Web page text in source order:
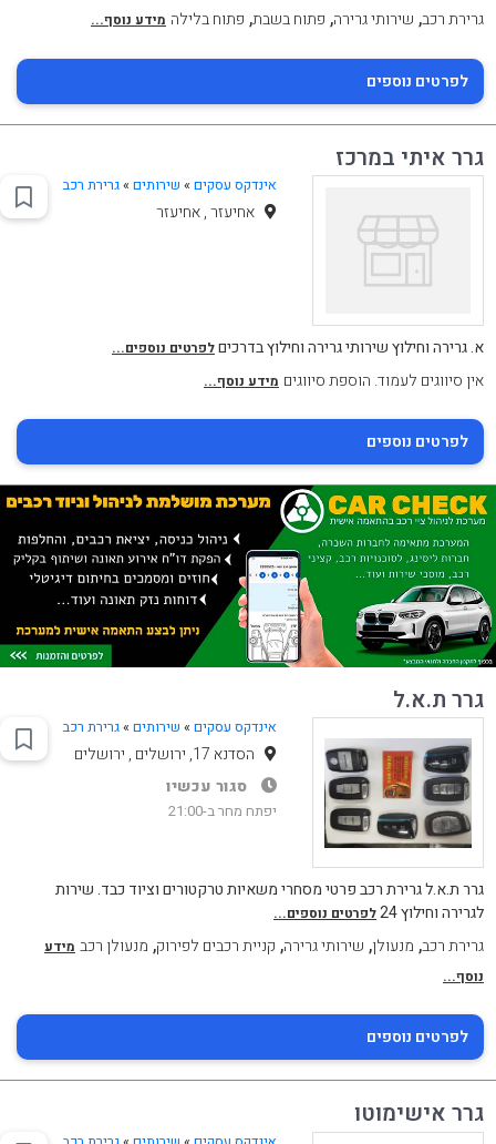
גרירת רכב, שירותי גרירה, פתוח בשבת, פתוח בלילה מידע נוסף...
לפרטים נוספים
גרר איתי במרכז
אינדקס עסקים » שירותים»גרירת רכב
אחיעזר , אחיעזר
א. גרירה וחילוץ שירותי גרירה וחילוץ בדרכיםלפרטים נוספים...
אין סיווגים לעמוד. הוספת סיווגים מידע נוסף...
לפרטים נוספים
גרר ת.א.ל
אינדקס עסקים » שירותים»גרירת רכב
הסדנא 17, ירושלים , ירושלים
סגור עכשיו
יפתח מחר ב-21:00
גרר ת.א.ל גרירת רכב פרטי מסחרי משאיות טרקטורים וציוד כבד. שירות
לגרירה וחילוץ 24
לפרטים נוספים...
גרירת רכב, מנעולן, שירותי גרירה, קניית רכבים לפירוק, מנעולן רכב מידע
נוסף...
לפרטים נוספים
גרר אישימוטו